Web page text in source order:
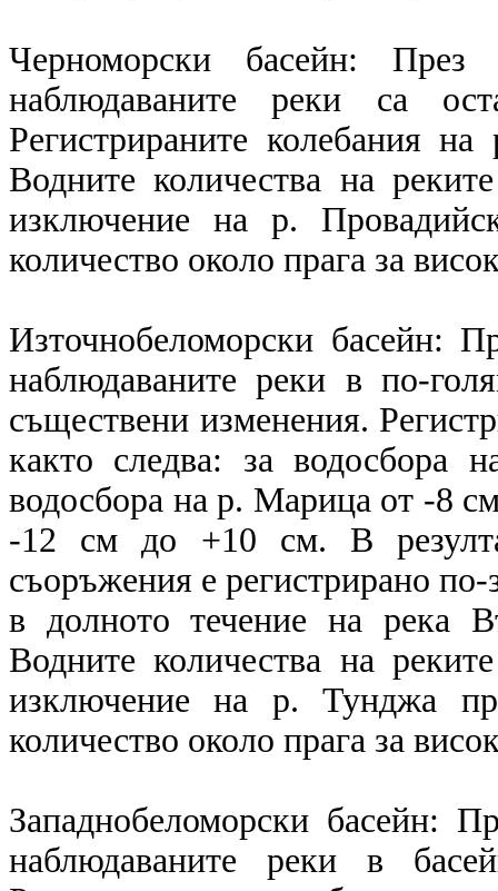
Черноморски басейн: През
наблюдаваните реки са
Регистрираните колебания
Водните количества на
изключение на р.
количество около прага за
Източнобеломорски басейн:
наблюдаваните реки в по-
съществени изменения.
както следва: за
водосбора на р. Марица от -8
-12 см до +10 см. В
съоръжения е регистрирано
в долното течение на река
Водните количества на
изключение на р. Тунджа
количество около прага за
Западнобеломорски басейн:
наблюдаваните реки в